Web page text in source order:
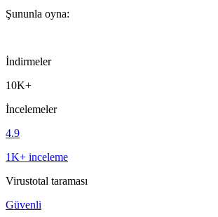
Şununla oyna:
İndirmeler
10K+
İncelemeler
4.9
1K+ inceleme
Virustotal taraması
Güvenli